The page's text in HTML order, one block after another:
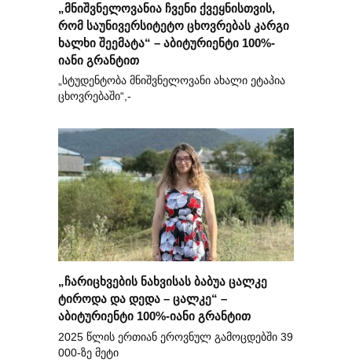
„მნიშვნელოვანია ჩვენი ქვეყნისთვის,
რომ საუნივერსიტეტო ცხოვრებას კარგი
ხალხი შეემატა“ – აბიტურიენტი 100%-
იანი გრანტით
„სტუდენტობა მნიშვნელოვანი ახალი ეტაპია
ცხოვრებაში“,-
„ჩარიცხვების ნახვისას ბაბუა ცალკე
ტიროდა და დედა – ცალკე“ –
აბიტურიენტი 100%-იანი გრანტით
2025 წლის ერთიან ეროვნულ გამოცდებში 39
000-ზე მეტი